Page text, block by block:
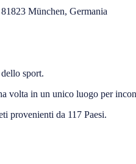
München, Germania
sport.
volta in un unico luogo per
provenienti da 117 Paesi.